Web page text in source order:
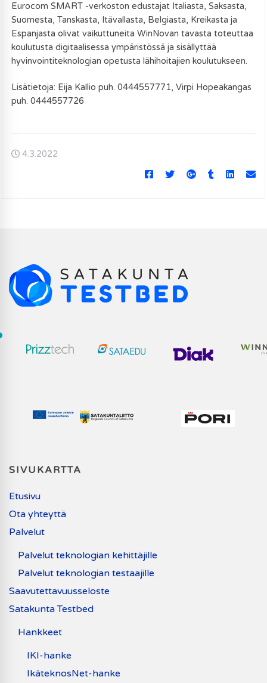
Eurocom SMART -verkoston edustajat Italiasta, Saksasta,
Suomesta, Tanskasta, Itävallasta, Belgiasta, Kreikasta ja
Espanjasta olivat vaikuttuneita WinNovan tavasta toteuttaa
koulutusta digitaalisessa ympäristössä ja sisällyttää
hyvinvointiteknologian opetusta lähihoitajien koulutukseen.
Lisätietoja: Eija Kallio puh. 0444557771, Virpi Hopeakangas
puh. 0444557726
4.3.2022
SIVUKARTTA
Etusivu
Ota yhteyttä
Palvelut
Palvelut teknologian kehittäjille
Palvelut teknologian testaajille
Saavutettavuusseloste
Satakunta Testbed
Hankkeet
IKI-hanke
IkäteknosNet-hanke